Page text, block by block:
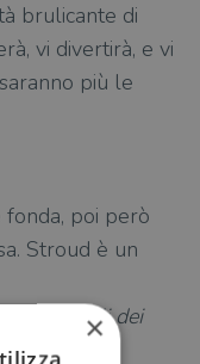
brulicante di
vi divertirà, e vi
più le
poi però
Stroud è un
e gli dei
×